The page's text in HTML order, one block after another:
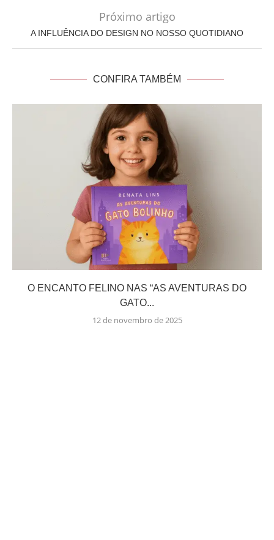
Próximo artigo
A INFLUÊNCIA DO DESIGN NO NOSSO QUOTIDIANO
CONFIRA TAMBÉM
O ENCANTO FELINO NAS “AS AVENTURAS DO
GATO...
12 de novembro de 2025